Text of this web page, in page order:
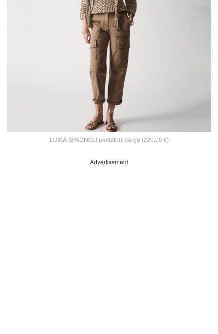
LUISA SPAGNOLI pantaloni cargo (220,00 €)
Advertisement